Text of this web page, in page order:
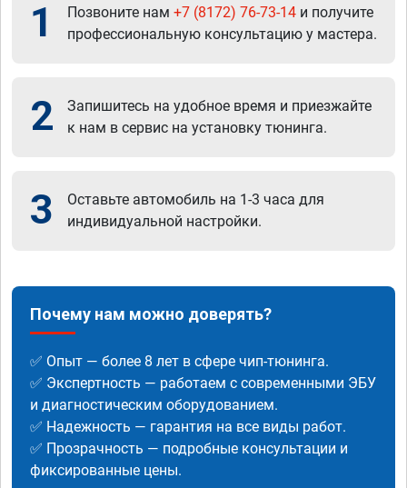
1 Позвоните нам +7 (8172) 76-73-14 и получите
профессиональную консультацию у мастера.
2
Запишитесь на удобное время и приезжайте
к нам в сервис на установку тюнинга.
3
Оставьте автомобиль на 1-3 часа для
индивидуальной настройки.
Почему нам можно доверять?
✅ Опыт — более 8 лет в сфере чип-тюнинга.
✅ Экспертность — работаем с современными ЭБУ
и диагностическим оборудованием.
✅ Надежность — гарантия на все виды работ.
✅ Прозрачность — подробные консультации и
фиксированные цены.